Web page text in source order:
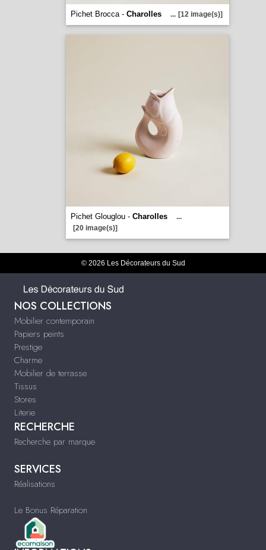
Pichet Brocca - Charolles ... [12 image(s)]
Pichet Glouglou - Charolles
...
[20 image(s)]
© 2026 Les Décorateurs du Sud
NOS COLLECTIONS
Mobilier contemporain
Papiers peints
Prestige
Charme
Mobilier de terrasse
Tissus
Stores
Literie
RECHERCHE
Recherche par marque
SERVICES
Réalisations
Le Bonus Réparation